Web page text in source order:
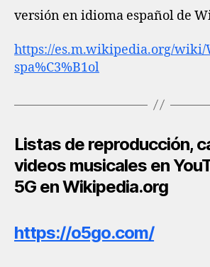
versión en idioma español de
https://es.m.wikipedia.org/wiki/
spa%C3%B1ol
Listas de reproducción,
videos musicales en
5G en Wikipedia.org
https://o5go.com/